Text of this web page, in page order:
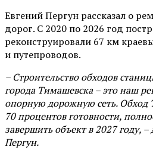
Евгений Пергун рассказал о
дорог. С 2020 по 2026 год
реконструировали 67 км
и путепроводов.
– Строительство обходов
города Тимашевска – это наш
опорную дорожную сеть. Обход
70 процентов готовности,
завершить объект в 2027 году,
Пергун.